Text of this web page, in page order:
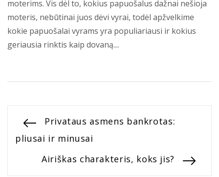
moterims. Vis dėl to, kokius papuošalus dažnai nešioja
moteris, nebūtinai juos dėvi vyrai, todėl apžvelkime
kokie papuošalai vyrams yra populiariausi ir kokius
geriausia rinktis kaip dovaną....
Navigacija
tarp
Previous
post:
Privataus asmens bankrotas:
pliusai ir minusai
Next
Airiškas charakteris, koks jis?